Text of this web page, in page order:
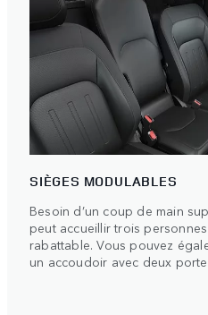
SIÈGES MODULABLES
Besoin d’un coup de main
peut accueillir trois
rabattable. Vous pouvez
un accoudoir avec deux